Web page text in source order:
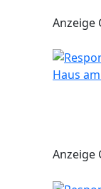
Anzeige
Haus
Anzeige